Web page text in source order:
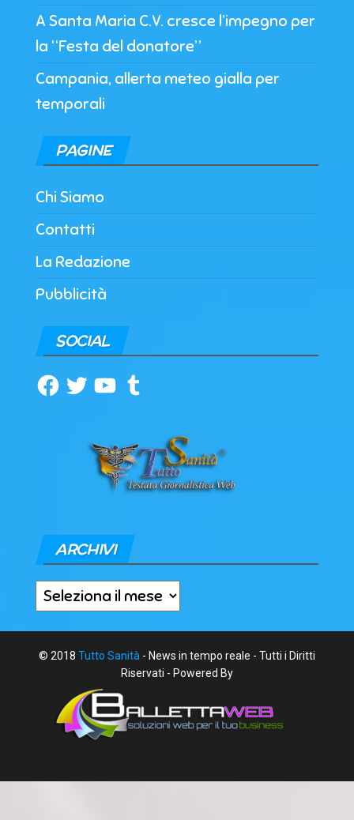
A Santa Maria C.V. cresce l’impegno per
la “Festa del donatore”
Campania, allerta meteo gialla per
temporali
PAGINE
Chi Siamo
Contatti
La Redazione
Pubblicità
SOCIAL
Facebook
TwitterYouTubeTumblr
ARCHIVI
Archivi
© 2018 Tutto Sanità - News in tempo reale - Tutti i Diritti
Riservati - Powered By